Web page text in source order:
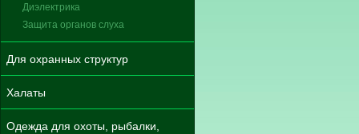
Диэлектрика
Защита органов слуха
Для охранных структур
Халаты
Одежда для охоты, рыбалки,